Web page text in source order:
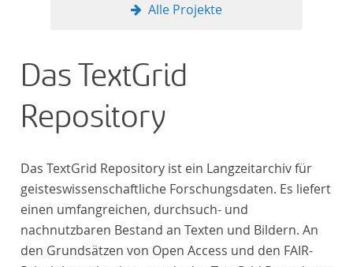
Alle Projekte
Das TextGrid
Repository
Das TextGrid Repository ist ein Langzeitarchiv für
geisteswissenschaftliche Forschungsdaten. Es liefert
einen umfangreichen, durchsuch- und
nachnutzbaren Bestand an Texten und Bildern. An
den Grundsätzen von Open Access und den FAIR-